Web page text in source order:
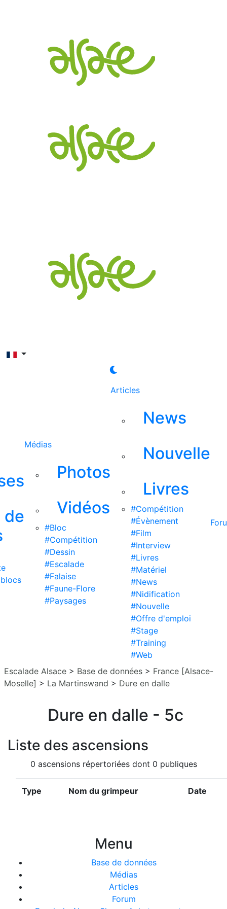
de
Médias
Photos
Vidéos
#Bloc
#Compétition
#Dessin
#Escalade
#Falaise
#Faune-Flore
#Paysages
Articles
News
Nouvelle
Livres
#Compétition
#Évènement
#Film
#Interview
#Livres
#Matériel
#News
#Nidification
#Nouvelle
#Offre d'emploi
#Stage
#Training
#Web
Escalade Alsace > Base de données > France [Alsace-
Moselle] > La Martinswand > Dure en dalle
Dure en dalle - 5c
Liste des ascensions
0 ascensions répertoriées dont 0 publiques
Type Nom du grimpeur Date
Menu
Base de données
Médias
Articles
Forum